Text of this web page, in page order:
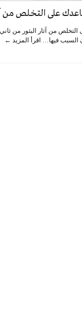
على التخلص من
من آثار البثور من
السبب فيها… اقرأ المزيد ←